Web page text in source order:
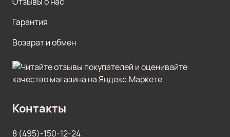
Гарантия
Возврат и обмен
Контакты
8 (495)-150-12-24